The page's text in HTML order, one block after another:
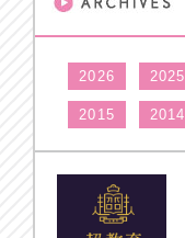
2026 2025
2015 2014